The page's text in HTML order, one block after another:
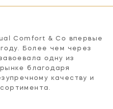
Comfort & Co впервые
Более чем через
одну из
благодаря
качеству и